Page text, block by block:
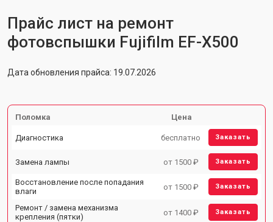
Прайс лист на ремонт
фотовспышки Fujifilm EF-X500
Дата обновления прайса: 19.07.2026
Поломка Цена
Диагностика бесплатно Заказать
Замена лампы от 1500 ₽ Заказать
Восстановление после попадания
влаги
от 1500 ₽ Заказать
Ремонт / замена механизма
крепления (пятки)
от 1400 ₽ Заказать